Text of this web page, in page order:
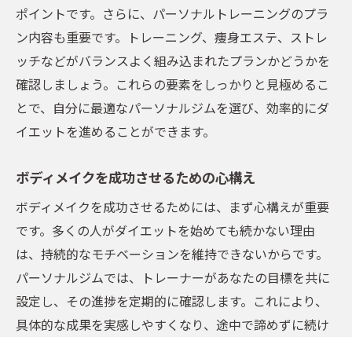
ストレッチの重要性とその効果
エステでのケアがもたらす相乗効果
筋肉の柔軟性を高める方法
毎日のルーティンに組み込む簡単なストレ
ッチ
肌ケアとトレーニングの関連性
リラックス効果でトレーニングの質を向上
健康維持に役立つトレーニングメニュー
長期的に続けられる健康習慣の作り方
メンタルヘルスとフィジカルヘルスのバラ
ンス
ポイントです。さらに、パーソナルトレーニングのプラ
ン内容も重要です。トレーニング、痩身エステ、ストレ
ッチなどがバランスよく組み込まれたプランかどうかを
確認しましょう。これらの要素をしっかりと見極めるこ
とで、自分に最適なパーソナルジムを選び、効率的にダ
イエットを進めることができます。
ボディメイクを成功させるための心構え
ボディメイクを成功させるためには、まず心構えが重要
です。多くの人がダイエットを始めても続かない理由
は、持続的なモチベーションを維持できないからです。
パーソナルジムでは、トレーナーがあなたの目標を共に
設定し、その進捗を定期的に確認します。これにより、
具体的な成果を実感しやすくなり、途中で諦めずに続け